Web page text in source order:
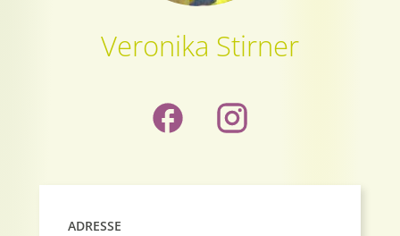
Veronika Stirner
ADRESSE